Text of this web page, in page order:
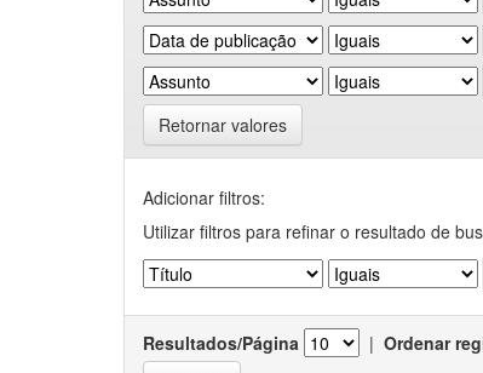
Retornar valores
Adicionar filtros:
Utilizar filtros para refinar o resultado de
Resultados/Página | Ordenar